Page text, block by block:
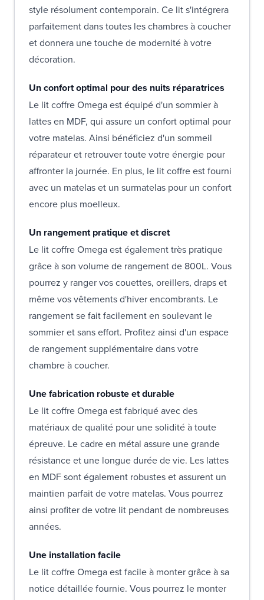
style résolument contemporain. Ce lit s'intégrera
parfaitement dans toutes les chambres à coucher
et donnera une touche de modernité à votre
décoration.
Un confort optimal pour des nuits réparatrices
Le lit coffre Omega est équipé d'un sommier à
lattes en MDF, qui assure un confort optimal pour
votre matelas. Ainsi bénéficiez d'un sommeil
réparateur et retrouver toute votre énergie pour
affronter la journée. En plus, le lit coffre est fourni
avec un matelas et un surmatelas pour un confort
encore plus moelleux.
Un rangement pratique et discret
Le lit coffre Omega est également très pratique
grâce à son volume de rangement de 800L. Vous
pourrez y ranger vos couettes, oreillers, draps et
même vos vêtements d'hiver encombrants. Le
rangement se fait facilement en soulevant le
sommier et sans effort. Profitez ainsi d'un espace
de rangement supplémentaire dans votre
chambre à coucher.
Une fabrication robuste et durable
Le lit coffre Omega est fabriqué avec des
matériaux de qualité pour une solidité à toute
épreuve. Le cadre en métal assure une grande
résistance et une longue durée de vie. Les lattes
en MDF sont également robustes et assurent un
maintien parfait de votre matelas. Vous pourrez
ainsi profiter de votre lit pendant de nombreuses
années.
Une installation facile
Le lit coffre Omega est facile à monter grâce à sa
notice détaillée fournie. Vous pourrez le monter